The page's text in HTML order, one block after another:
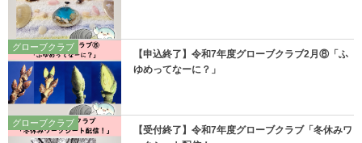
グローブクラブ
【申込終了】令和7年度グローブクラブ2月⑧「ふ
ゆめってなーに？」
グローブクラブ
【受付終了】令和7年度グローブクラブ「冬休みワ